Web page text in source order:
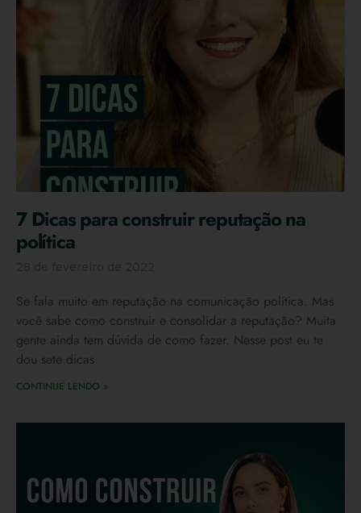
7 Dicas para construir reputação na
política
Se fala muito em reputação na comunicação política. Mas
você sabe como construir e consolidar a reputação? Muita
gente ainda tem dúvida de como fazer. Nesse post eu te
dou sete dicas
CONTINUE LENDO »